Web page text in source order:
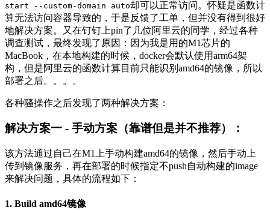
start --custom-domain auto却可以正常访问。怀疑是函数计
算无法访问容器导致的，于是反馈了工单，但并没有得到很好
地解决方案。又在钉钉上pin了几位阿里云的同学，经过各种
调查测试，最终发现了原因：因为我是用的M1芯片的
MacBook，在本地构建的时候，docker会默认使用arm64架
构，但是阿里云的函数计算目前只能识别amd64的镜像，所以
部署之后。。。。
各种骚操作之后发现了两种解决方案：
解决方案一 - 手动方案（靠谱但是并不推荐）：
该方法通过自己在M1上手动构建amd64的镜像，然后手动上
传到镜像服务，再在部署的时候指定不push自动构建的image
来解决问题，具体的流程如下：
1. Build amd64镜像